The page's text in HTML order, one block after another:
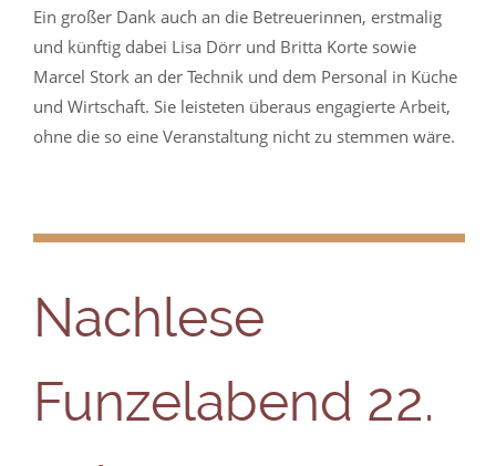
Ein großer Dank auch an die Betreuerinnen, erstmalig
und künftig dabei Lisa Dörr und Britta Korte sowie
Marcel Stork an der Technik und dem Personal in Küche
und Wirtschaft. Sie leisteten überaus engagierte Arbeit,
ohne die so eine Veranstaltung nicht zu stemmen wäre.
Nachlese
Funzelabend 22.